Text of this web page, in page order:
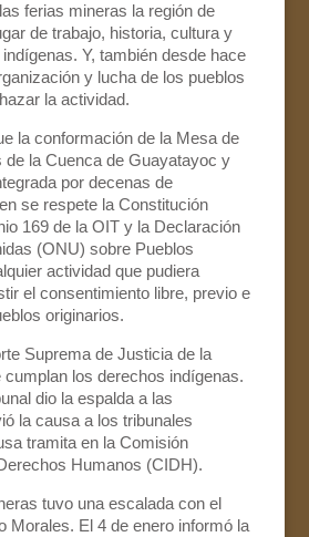
ferias mineras la región de
de trabajo, historia, cultura y
Y, también desde hace
y lucha de los pueblos
la actividad.
la conformación de la Mesa de
de la Cuenca de Guayatayoc y
por decenas de
se respete la Constitución
169 de la OIT y la Declaración
(ONU) sobre Pueblos
actividad que pudiera
el consentimiento libre, previo e
originarios.
Suprema de Justicia de la
cumplan los derechos indígenas.
dio la espalda a las
la causa a los tribunales
tramita en la Comisión
Humanos (CIDH).
tuvo una escalada con el
Morales. El 4 de enero informó la